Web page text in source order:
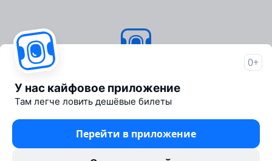
Об Авиасейлс
Пресс‑центр
Travelpayouts
Партнёрская программа
0+
У нас кайфовое приложение
Там легче ловить дешёвые билеты
Перейти в приложение